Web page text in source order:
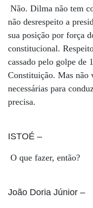
Não. Dilma não tem
não desrespeito a
sua posição por força
constitucional.
cassado pelo golpe de
Constituição. Mas não
necessárias para
precisa.
ISTOÉ –
O que fazer, então?
João Doria Júnior –